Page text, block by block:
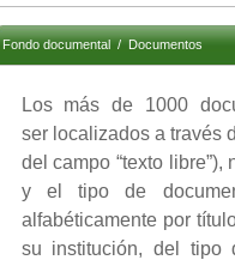
Fondo documental/Documentos
Los más de 1000
ser localizados a través
del campo “texto
y el tipo de
alfabéticamente por
su institución, del tipo